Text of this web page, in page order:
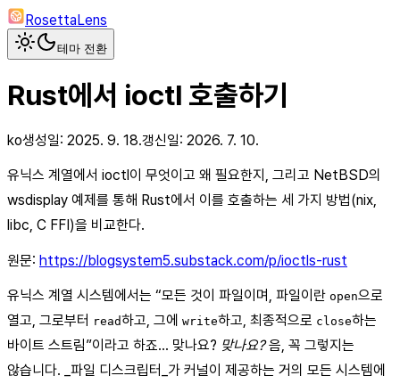
RosettaLens
테마 전환
Rust에서 ioctl 호출하기
ko생성일: 2025. 9. 18.갱신일: 2026. 7. 10.
유닉스 계열에서 ioctl이 무엇이고 왜 필요한지, 그리고 NetBSD의
wsdisplay 예제를 통해 Rust에서 이를 호출하는 세 가지 방법(nix,
libc, C FFI)을 비교한다.
원문: https://blogsystem5.substack.com/p/ioctls-rust
유닉스 계열 시스템에서는 “모든 것이 파일이며, 파일이란 open으로
열고, 그로부터 read하고, 그에 write하고, 최종적으로 close하는
바이트 스트림”이라고 하죠… 맞나요? 맞나요?음, 꼭 그렇지는
않습니다. _파일 디스크립터_가 커널이 제공하는 거의 모든 시스템에